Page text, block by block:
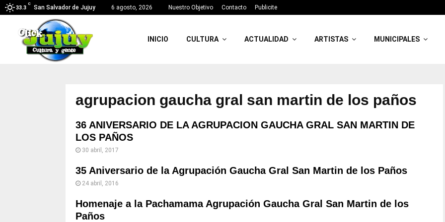
33.3
C
San Salvador de Jujuy 6 agosto, 2026 Nuestro Objetivo Contacto Publicite
INICIO CULTURA ACTUALIDAD ARTISTAS MUNICIPALES
agrupacion gaucha gral san martin de los paños
36 ANIVERSARIO DE LA AGRUPACION GAUCHA GRAL SAN MARTIN DE
LOS PAÑOS
30 abril, 2017
35 Aniversario de la Agrupación Gaucha Gral San Martin de los Paños
24 abril, 2016
Homenaje a la Pachamama Agrupación Gaucha Gral San Martin de los
Paños